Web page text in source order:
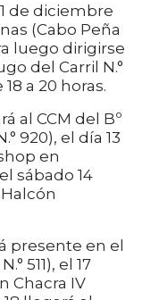
de diciembre
(Cabo Peña
luego dirigirse
del Carril N.°
a 20 horas.
al CCM del Bº
920), el día 13
en
sábado 14
presente en el
511), ⁠el 17
Chacra IV